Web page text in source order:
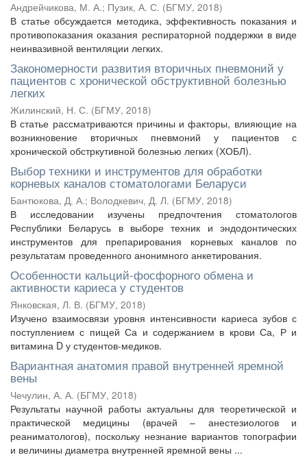
Андрейчикова, М. А.; Пузик, А. С. (БГМУ, 2018)
В статье обсуждается методика, эффективность показания и
противопоказания оказания респираторной поддержки в виде
неинвазивной вентиляции легких.
Закономерности развития вторичных пневмоний у
пациентов с хронической обструктивной болезнью
легких
Жилинский, Н. С. (БГМУ, 2018)
В статье рассматриваются причины и факторы, влияющие на
возникновение вторичных пневмоний у пациентов с
хронической обстркутивной болезнью легких (ХОБЛ).
Выбор техники и инструментов для обработки
корневых каналов стоматологами Беларуси
Бантюкова, Д. А.; Володкевич, Д. Л. (БГМУ, 2018)
В исследовании изучены предпочтения стоматологов
Республики Беларусь в выборе техник и эндодонтических
инструментов для препарирования корневых каналов по
результатам проведенного анонимного анкетирования.
Особенности кальций-фосфорного обмена и
активности кариеса у студентов
Янковская, Л. В. (БГМУ, 2018)
Изучено взаимосвязи уровня интенсивности кариеса зубов с
поступлением с пищей Са и содержанием в крови Са, Р и
витамина D у студентов-медиков.
Вариантная анатомия правой внутренней яремной
вены
Чечулин, А. А. (БГМУ, 2018)
Результаты научной работы актуальны для теоретической и
практической медицины (врачей – анестезиологов и
реаниматологов), поскольку незнание вариантов топографии
и величины диаметра внутренней яремной вены ...